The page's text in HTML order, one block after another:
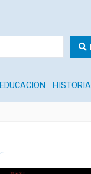
EDUCACION HISTORIA